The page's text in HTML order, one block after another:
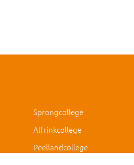
Sprongcollege
Alfrinkcollege
Peellandcollege